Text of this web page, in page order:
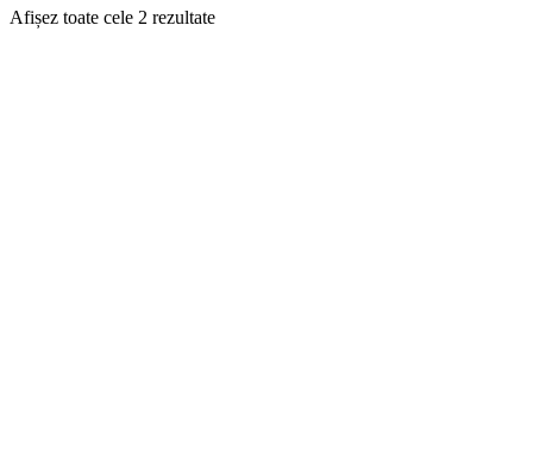
Afișez toate cele 2 rezultate